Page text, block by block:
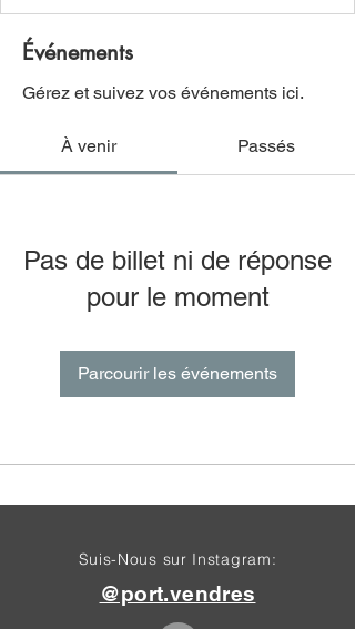
Événements
Gérez et suivez vos événements ici.
À venir Passés
Pas de billet ni de réponse
pour le moment
Parcourir les événements
Suis-Nous sur Instagram:
@port.vendres